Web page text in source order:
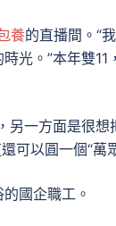
養的直播間。“
時光。”本年雙
另一方面是很
可以圓一個“萬
國企職工。